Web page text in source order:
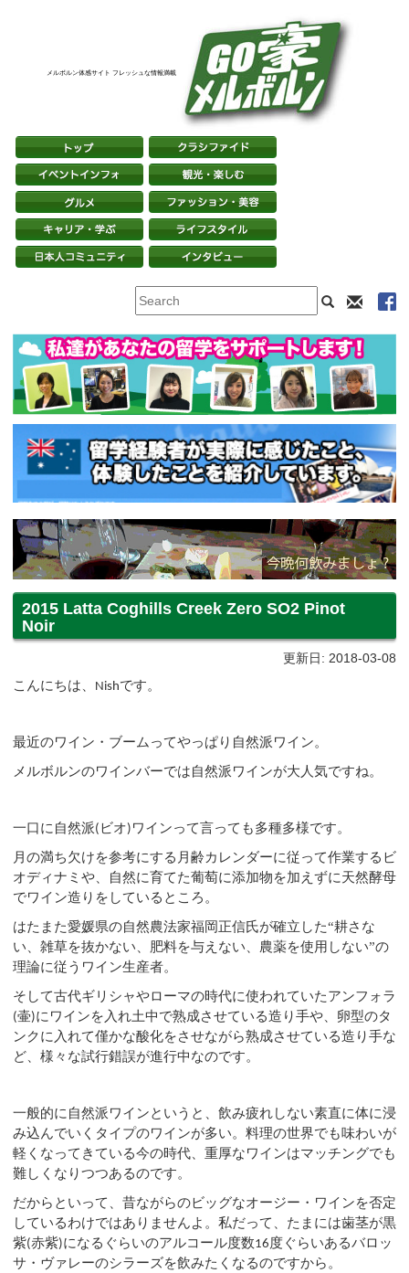
メルボルン体感サイト フレッシュな情報満載
2015 Latta Coghills Creek Zero SO2 Pinot
Noir
更新日: 2018-03-08
こんにちは、 Nishです。
最近のワイン・ブームってやっぱり自然派ワイン。
メルボルンのワインバーでは自然派ワインが大人気ですね。
一口に自然派( ビオ) ワインって言っても多種多様です。
月の満ち欠けを参考にする月齢カレンダーに従って作業するビ
オディナミや、自然に育てた葡萄に添加物を加えずに天然酵母
でワイン造りをしているところ。
はたまた愛媛県の自然農法家福岡正信氏が確立した“耕さな
い、雑草を抜かない、肥料を与えない、農薬を使用しない”の
理論に従うワイン生産者。
そして古代ギリシャやローマの時代に使われていたアンフォラ
(壷)にワインを入れ土中で熟成させている造り手や、卵型のタ
ンクに入れて僅かな酸化をさせながら熟成させている造り手な
ど、様々な試行錯誤が進行中なのです。
一般的に自然派ワインというと、飲み疲れしない素直に体に浸
み込んでいくタイプのワインが多い。料理の世界でも味わいが
軽くなってきている今の時代、重厚なワインはマッチングでも
難しくなりつつあるのです。
だからといって、昔ながらのビッグなオージー・ワインを否定
しているわけではありませんよ。私だって、たまには歯茎が黒
紫(赤紫)になるぐらいのアルコール度数16 度ぐらいあるバロッ
サ・ヴァレーのシラーズを飲みたくなるのですから。